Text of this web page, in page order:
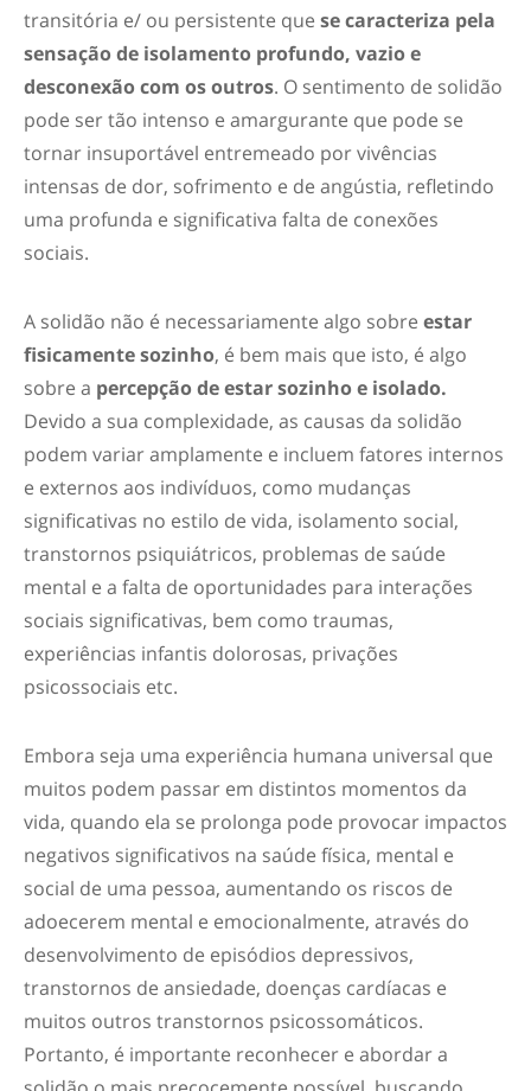
transitória e/ ou persistente que se caracteriza pela
sensação de isolamento profundo, vazio e
desconexão com os outros. O sentimento de solidão
pode ser tão intenso e amargurante que pode se
tornar insuportável entremeado por vivências
intensas de dor, sofrimento e de angústia, refletindo
uma profunda e significativa falta de conexões
sociais.
A solidão não é necessariamente algo sobre estar
fisicamente sozinho, é bem mais que isto, é algo
sobre a percepção de estar sozinho e isolado.
Devido a sua complexidade, as causas da solidão
podem variar amplamente e incluem fatores internos
e externos aos indivíduos, como mudanças
significativas no estilo de vida, isolamento social,
transtornos psiquiátricos, problemas de saúde
mental e a falta de oportunidades para interações
sociais significativas, bem como traumas,
experiências infantis dolorosas, privações
psicossociais etc.
Embora seja uma experiência humana universal que
muitos podem passar em distintos momentos da
vida, quando ela se prolonga pode provocar impactos
negativos significativos na saúde física, mental e
social de uma pessoa, aumentando os riscos de
adoecerem mental e emocionalmente, através do
desenvolvimento de episódios depressivos,
transtornos de ansiedade, doenças cardíacas e
muitos outros transtornos psicossomáticos.
Portanto, é importante reconhecer e abordar a